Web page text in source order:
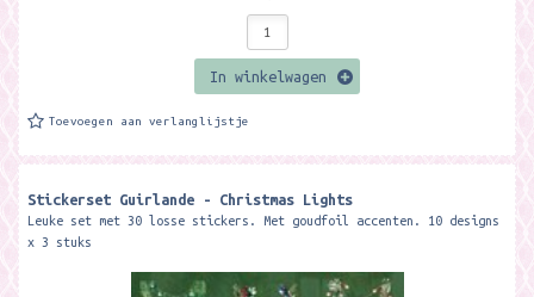
In winkelwagen
Toevoegen aan verlanglijstje
Stickerset Guirlande - Christmas Lights
Leuke set met 30 losse stickers. Met goudfoil accenten. 10 designs
x 3 stuks